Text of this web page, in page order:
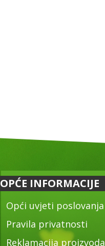
OPĆE INFORMACIJE
Opći uvjeti poslovanja
Pravila privatnosti
Reklamacija proizvoda